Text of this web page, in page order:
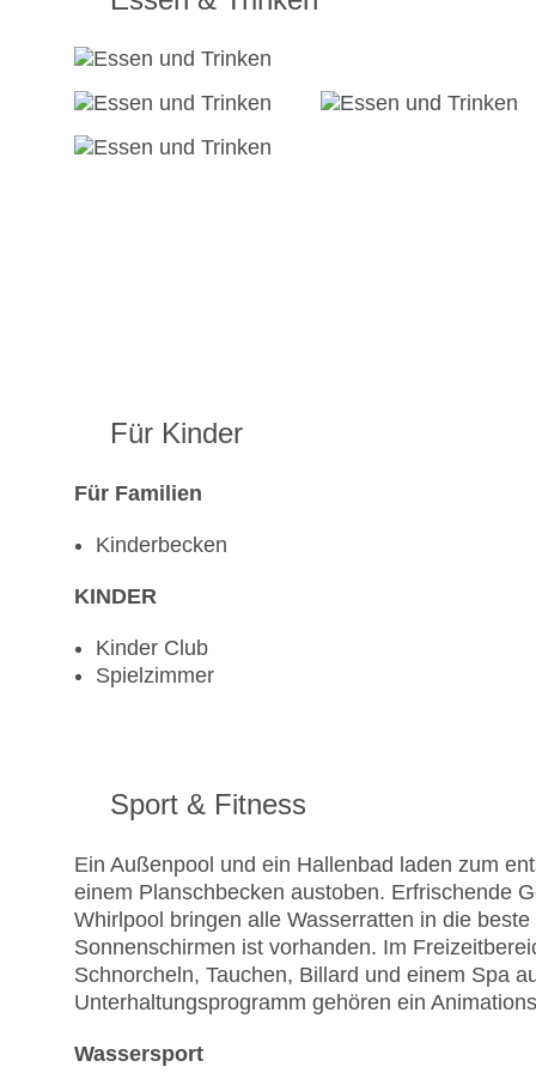
Für Kinder
Für Familien
Kinderbecken
KINDER
Kinder Club
Spielzimmer
Sport & Fitness
Ein Außenpool und ein Hallenbad laden zum
einem Planschbecken austoben. Erfrischende
Whirlpool bringen alle Wasserratten in die
Sonnenschirmen ist vorhanden. Im
Schnorcheln, Tauchen, Billard und einem Spa
Unterhaltungsprogramm gehören ein
Wassersport